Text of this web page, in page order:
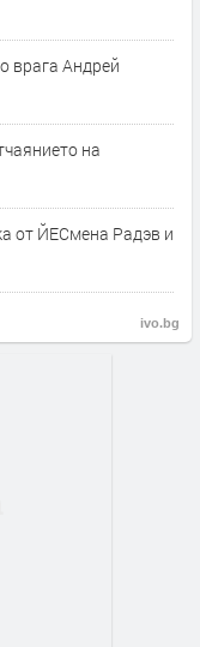
врага Андрей
на
от ЙЕСмена Радэв и
ivo.bg